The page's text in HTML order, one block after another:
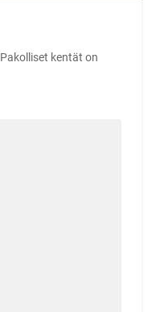
Pakolliset kentät on